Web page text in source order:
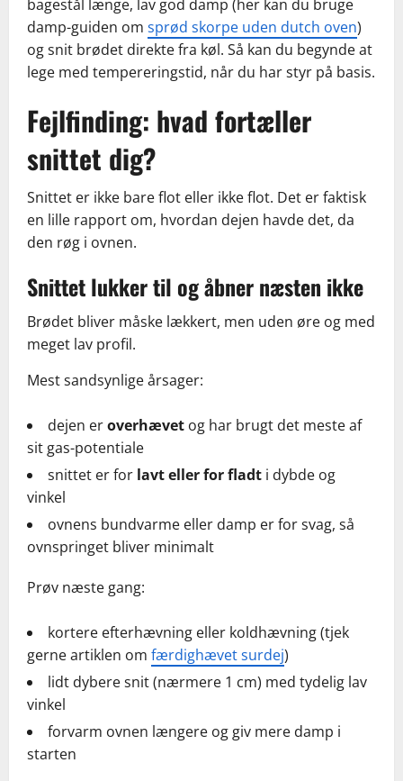
bagestål længe, lav god damp (her kan du bruge
damp-guiden om sprød skorpe uden dutch oven)
og snit brødet direkte fra køl. Så kan du begynde at
lege med tempereringstid, når du har styr på basis.
Fejlfinding: hvad fortæller
snittet dig?
Snittet er ikke bare flot eller ikke flot. Det er faktisk
en lille rapport om, hvordan dejen havde det, da
den røg i ovnen.
Snittet lukker til og åbner næsten ikke
Brødet bliver måske lækkert, men uden øre og med
meget lav profil.
Mest sandsynlige årsager:
dejen eroverhævet og har brugt det meste af
sit gas-potentiale
snittet er for lavt eller for fladt i dybde og
vinkel
ovnens bundvarme eller damp er for svag, så
ovnspringet bliver minimalt
Prøv næste gang:
kortere efterhævning eller koldhævning (tjek
gerne artiklen om færdighævet surdej)
lidt dybere snit (nærmere 1 cm) med tydelig lav
vinkel
forvarm ovnen længere og giv mere damp i
starten